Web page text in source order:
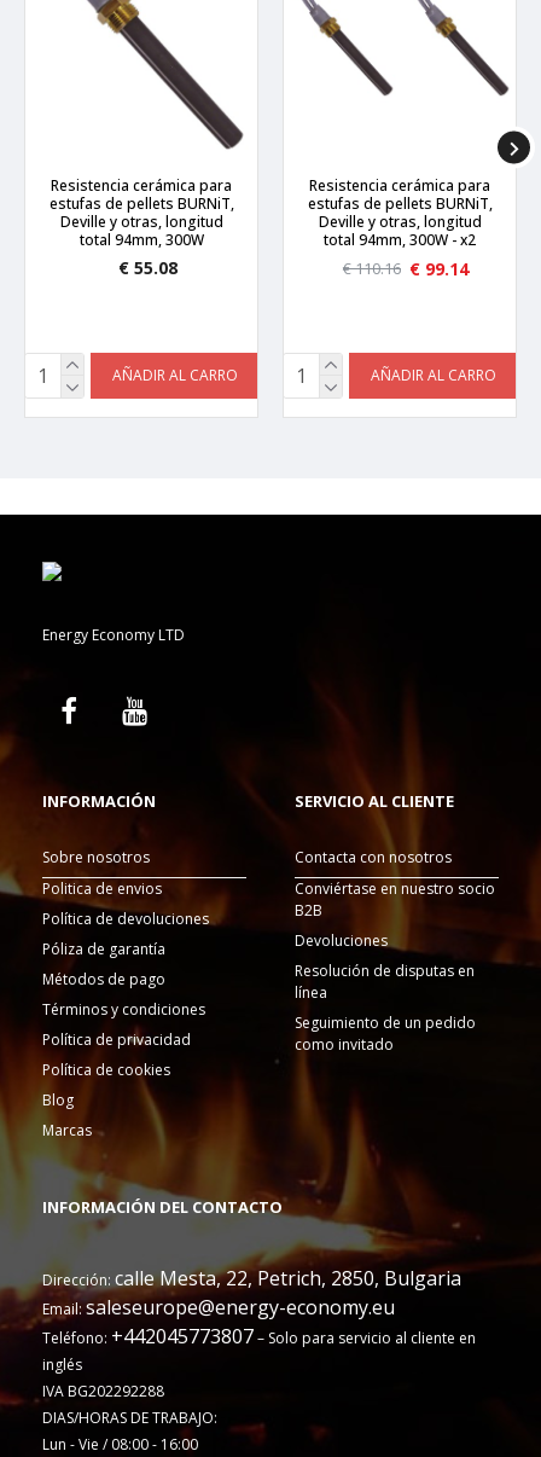
Resistencia cerámica para
estufas de pellets BURNiT,
Deville y otras, longitud
total 94mm, 300W
€ 55.08
AÑADIR AL CARRO
Resistencia cerámica para
estufas de pellets BURNiT,
Deville y otras, longitud
total 94mm, 300W - x2
€ 99.14
€ 110.16
AÑADIR AL CARRO
Energy Economy LTD
INFORMACIÓN
Sobre nosotros
Politica de envios
Política de devoluciones
Póliza de garantía
Métodos de pago
Términos y condiciones
Política de privacidad
Política de cookies
Blog
Marcas
SERVICIO AL CLIENTE
Contacta con nosotros
Conviértase en nuestro socio
B2B
Devoluciones
Resolución de disputas en
línea
Seguimiento de un pedido
como invitado
INFORMACIÓN DEL CONTACTO
Dirección: calle Mesta, 22, Petrich, 2850, Bulgaria
Email: saleseurope@energy-economy.eu
Teléfono: +442045773807– Solo para servicio al cliente en
inglés
IVA BG202292288
DIAS/HORAS DE TRABAJO:
Lun - Vie / 08:00 - 16:00